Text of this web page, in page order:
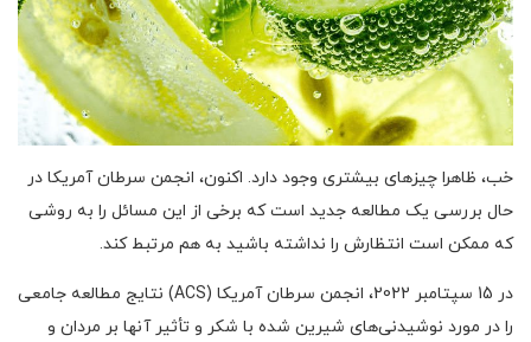
خب، ظاهرا چیزهای بیشتری وجود دارد. اکنون، انجمن سرطان آمریکا در
حال بررسی یک مطالعه جدید است که برخی از این مسائل را به روشی
که ممکن است انتظارش را نداشته باشید به هم مرتبط کند.
در 15 سپتامبر 2022، انجمن سرطان آمریکا (ACS) نتایج مطالعه جامعی
را در مورد نوشیدنی‌های شیرین شده با شکر و تأثیر آنها بر مردان و